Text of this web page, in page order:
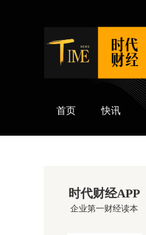
首页 快讯
时代财经APP
企业第一财经读本